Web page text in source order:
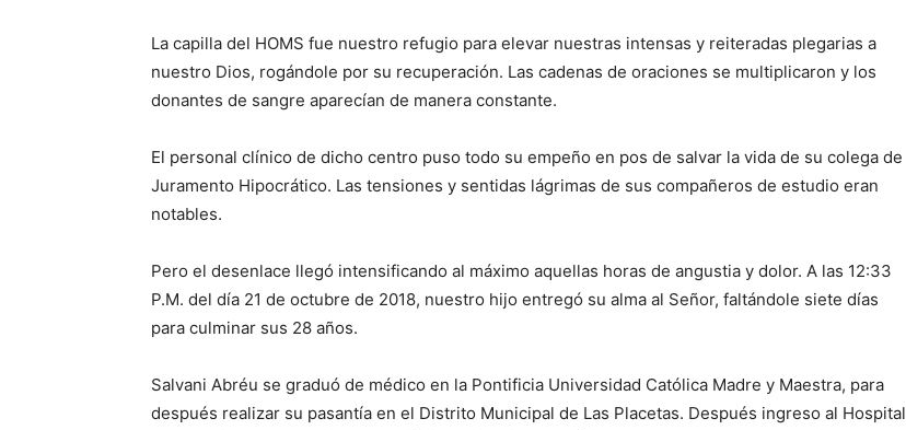
La capilla del HOMS fue nuestro refugio para elevar nuestras intensas y rei­teradas plegarias a
nuestro Dios, rogándole por su recupera­ción. Las cadenas de oraciones se multiplicaron y los
donantes de sangre aparecían de manera constante.
El personal clínico de dicho centro puso todo su empeño en pos de salvar la vida de su colega de
Ju­ramento Hipocrático. Las tensiones y sentidas lágrimas de sus compañe­ros de estudio eran
notables.
Pero el desenlace llegó intensificando al máximo aquellas horas de angustia y dolor. A las 12:33
P.M. del día 21 de octubre de 2018, nuestro hijo entregó su alma al Señor, faltándole siete días
para culminar sus 28 años.
Salvani Abréu se graduó de médico en la Pontificia Univer­sidad Católica Madre y Maestra, para
des­pués realizar su pa­santía en el Distrito Muni­cipal de Las Pla­ce­tas. Después ingreso al Hospital